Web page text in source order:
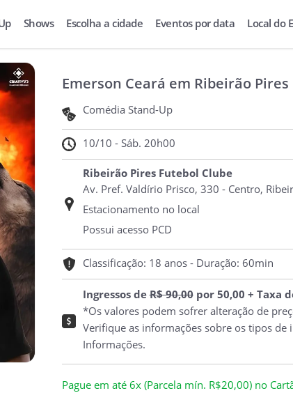
Shows Escolha a cidade Eventos por data Local do
Emerson Ceará em Ribeirão
Comédia Stand-Up
10/10 - Sáb. 20h00
Ribeirão Pires Futebol Clube
Av. Pref. Valdírio Prisco, 330 - Centro,
Estacionamento no local
Possui acesso PCD
Classificação: 18 anos - Duração: 60min
Ingressos deR$ 90,00por 50,00 + Taxa
*Os valores podem sofrer alteração de
Verifique as informações sobre os tipos de
Informações.
Pague em até 6x (Parcela mín. R$20,00) no